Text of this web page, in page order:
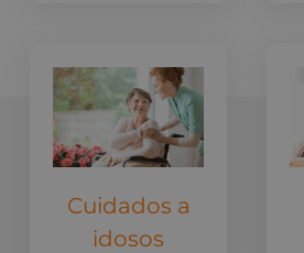
Cuidados a
idosos